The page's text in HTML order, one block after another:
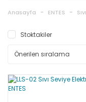
Standart Bayonet J
Anasayfa ENTES
Stoktakiler